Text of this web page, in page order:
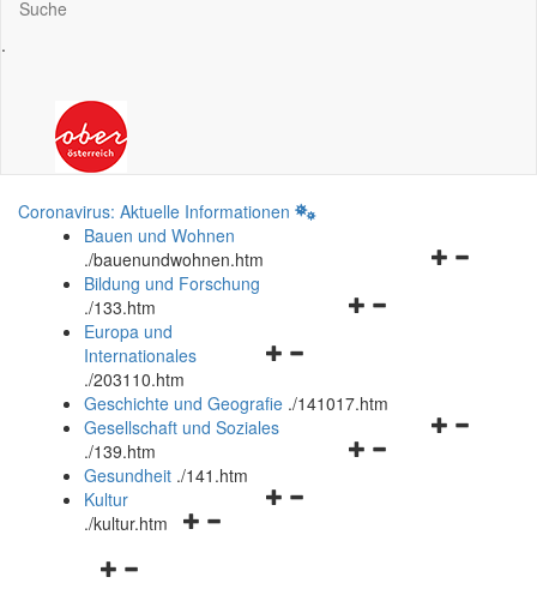
Suche
.
Coronavirus: Aktuelle Informationen
Bauen und Wohnen
./bauenundwohnen.htm
Navigationsmenü
Bildung und Forschung
./133.htm
Navigationsmenü
und
schließen
Europa und
Internationales
./203110.htm
Geschichte und Geografie ./141017.htm
Navigationsmenü
Gesellschaft und Soziales
./139.htm
Navigationsmenü
Gesundheit ./141.htm
Navigationsmenü
Kultur
./kultur.htm
Navigationsmenü